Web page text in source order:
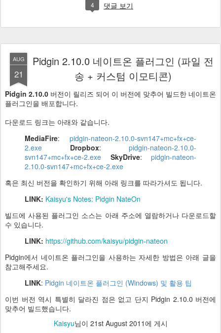
4 댓글 보기
AUG
21
Pidgin 2.10.0 네이트온 플러그인 (파일 전
송 + 커스텀 이모티콘)
Pidgin 2.10.0 버전이 릴리즈 되어 이 버전에 맞추어 빌드한 네이트온
플러그인을 배포합니다.
다운로드 링크는 아래와 같습니다.
MediaFire: pidgin-nateon-2.10.0-svn147+mc+fx+ce-
2.exe
Dropbox: pidgin-nateon-2.10.0-
svn147+mc+fx+ce-2.exe
SkyDrive: pidgin-nateon-
2.10.0-svn147+mc+fx+ce-2.exe
혹은 최신 버전을 확인하기 위해 아래 링크를 따라가셔도 됩니다.
LINK: Kaisyu's Notes: Pidgin NateOn
빌드에 사용된 플러그인 소스는 아래 주소에 열람하거나 다운로드할
수 있습니다.
LINK: https://github.com/kaisyu/pidgin-nateon
Pidgin에서 네이트온 플러그인을 사용하는 자세한 방법은 아래 글을
참고해주세요.
LINK: Pidgin 네이트온 플러그인 (Windows) 및 활용 팁
이번 버전 역시 특별히 달라진 점은 없고 단지 Pidgin 2.10.0 버전에
맞추어 빌드했습니다.
Kaisyu님이 21st August 2011에 게시